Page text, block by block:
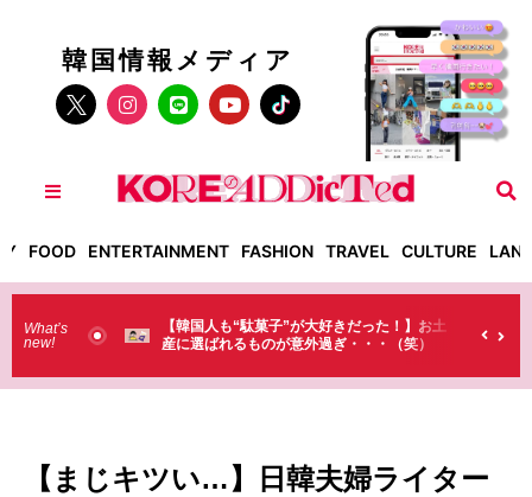
韓国情報メディア
FOOD ENTERTAINMENT FASHION TRAVEL CULTURE
What’s
new!
った！】お土
・（笑）
【そんなものまで買っていくの？】日本のド
ラストで韓国人が買うものがちょっと…
【まじキツい…】日韓夫婦ライター